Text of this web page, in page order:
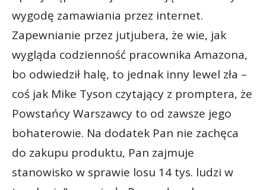
wygodę zamawiania przez internet.
Zapewnianie przez jutjubera, że wie, jak
wygląda codzienność pracownika Amazona,
bo odwiedził halę, to jednak inny lewel zła –
coś jak Mike Tyson czytający z promptera, że
Powstańcy Warszawcy to od zawsze jego
bohaterowie. Na dodatek Pan nie zachęca
do zakupu produktu, Pan zajmuje
stanowisko w sprawie losu 14 tys. ludzi w